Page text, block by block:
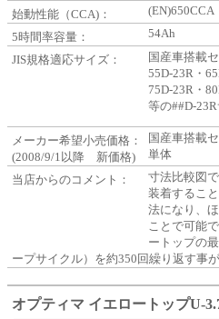
始動性能（CCA)：
(EN)650CCA
5時間率容量：
54Ah
JIS規格適応サイズ：
国産車搭載
55D-23R・
75D-23R・
等の##D-
メーカー希望小売価格：
(2008/9/1以降 新価格)
国産車搭載
単体 ：
当店からのコメント：
寸法比較図
装着するこ
法になり、
ことで可能
ートップの
ープサイクル）を約350回繰り返す事が
オプティマ イエロートップU-